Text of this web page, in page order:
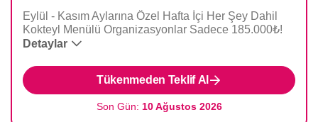
Eylül - Kasım Aylarına Özel Hafta İçi Her Şey Dahil
Kokteyl Menülü Organizasyonlar Sadece 185.000₺!
Detaylar
Menü İçeriği: Tükenmeden Teklif Al
Son Gün: 10 Ağustos 2026